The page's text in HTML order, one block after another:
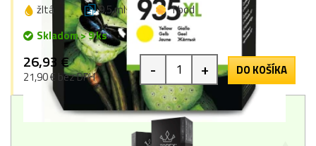
žltá 9,5 ml
1 bod
Skladom > 9 ks
26,93 €
21,90 € bez DPH - + DO KOŠÍKA